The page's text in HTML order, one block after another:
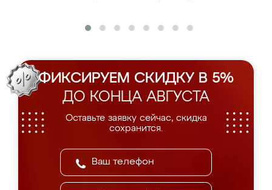
ФИКСИРУЕМ СКИДКУ В 5%
ДО КОНЦА АВГУСТА
Оставьте заявку сейчас, скидка
сохранится.